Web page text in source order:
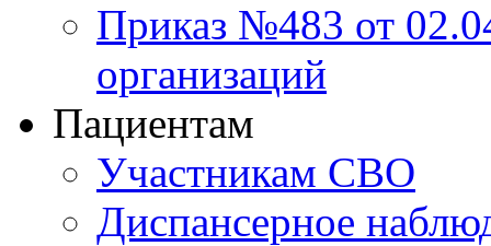
Приказ №483 от
организаций
Пациентам
Участникам СВО
Диспансерное